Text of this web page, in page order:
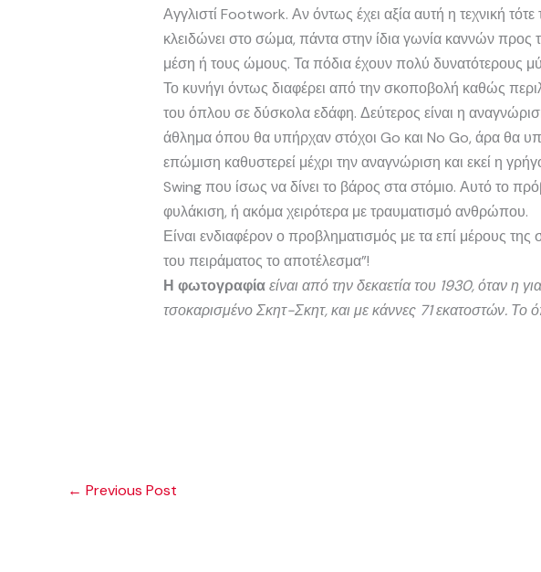
Αγγλιστί Footwork. Αν όντως έχει αξία αυτή η τεχνική
κλειδώνει στο σώμα, πάντα στην ίδια γωνία καννών προς
μέση ή τους ώμους. Τα πόδια έχουν πολύ δυνατότερους
Το κυνήγι όντως διαφέρει από την σκοποβολή καθώς
του όπλου σε δύσκολα εδάφη. Δεύτερος είναι η
άθλημα όπου θα υπήρχαν στόχοι Go και No Go, άρα θα
επώμιση καθυστερεί μέχρι την αναγνώριση και εκεί η
Swing που ίσως να δίνει το βάρος στα στόμιο. Αυτό το
φυλάκιση, ή ακόμα χειρότερα με τραυματισμό ανθρώπου.
Είναι ενδιαφέρον ο προβληματισμός με τα επί μέρους
του πειράματος το αποτέλεσμα”!
Η φωτογραφία είναι από την δεκαετία του 1930, όταν η
τσοκαρισμένο Σκητ-Σκητ, και με κάννες 71 εκατοστών. Το
← Previous Post